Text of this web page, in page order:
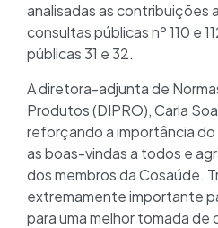
analisadas as contribuições
consultas públicas nº 110 e
públicas 31 e 32.
A diretora-adjunta de
Produtos (DIPRO), Carla
reforçando a importância
as boas-vindas a todos e
dos membros da Cosaúde.
extremamente importante
para uma melhor tomada de